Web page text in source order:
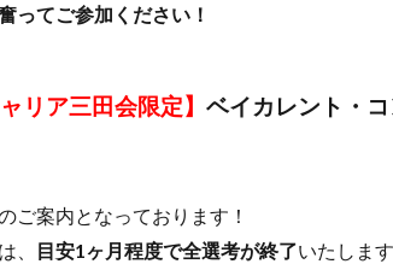
ってご参加ください！
リア三田会限定】 ベイカレント・
ご案内となっております！
、
目安1ヶ月程度で全選考が終了いたしま